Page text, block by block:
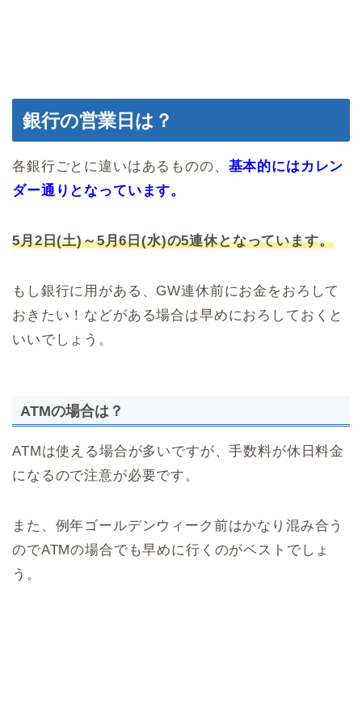
銀行の営業日は？
各銀行ごとに違いはあるものの、 基本的にはカレン
ダー通りとなっています。
5月2日(土)～5月6日(水)の5連休となっています。
もし銀行に用がある、GW連休前にお金をおろして
おきたい！などがある場合は早めにおろしておくと
いいでしょう。
ATMの場合は？
ATMは使える場合が多いですが、手数料が休日料金
になるので注意が必要です。
また、例年ゴールデンウィーク前はかなり混み合う
のでATMの場合でも早めに行くのがベストでしょ
う。